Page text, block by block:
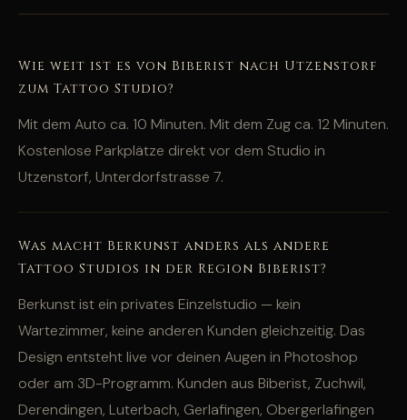
Wie weit ist es von Biberist nach Utzenstorf
zum Tattoo Studio?
Mit dem Auto ca. 10 Minuten. Mit dem Zug ca. 12 Minuten.
Kostenlose Parkplätze direkt vor dem Studio in
Utzenstorf, Unterdorfstrasse 7.
Was macht Berkunst anders als andere
Tattoo Studios in der Region Biberist?
Berkunst ist ein privates Einzelstudio — kein
Wartezimmer, keine anderen Kunden gleichzeitig. Das
Design entsteht live vor deinen Augen in Photoshop
oder am 3D-Programm. Kunden aus Biberist, Zuchwil,
Derendingen, Luterbach, Gerlafingen, Obergerlafingen